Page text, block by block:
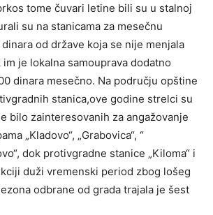
tome čuvari letine bili su u stalnoj
su na stanicama za mesečnu
od države koja se nije menjala
je lokalna samouprava dodatno
dinara mesečno. Na području opštine
stanica,ove godine strelci su
bilo zainteresovanih za angažovanje
„Kladovo“, „Grabovica“, “
dok protivgradne stanice „Kiloma“ i
duži vremenski period zbog lošeg
odbrane od grada trajala je šest